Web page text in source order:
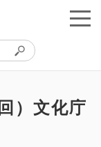
）文化庁